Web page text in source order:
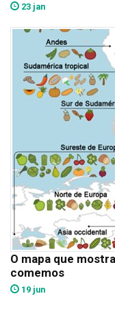
23 jan
O mapa que
comemos
19 jun